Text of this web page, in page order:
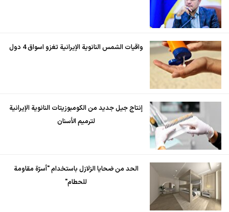
واقيات الشمس النانوية الإيرانية تغزو اسواق 4 دول
إنتاج جيل جديد من الكومبوزيتات النانوية الإيرانية
لترميم الأسنان
الحد من ضحايا الزلازل باستخدام "أسرّة مقاومة
للحطام"